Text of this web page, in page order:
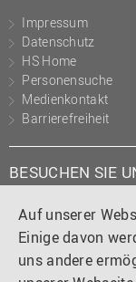
Auf unserer
Einige davon
uns andere
Impressum
Datenschutz
HS Home
Personensuche
Medienkontakt
Barrierefreiheit
BESUCHEN SIE